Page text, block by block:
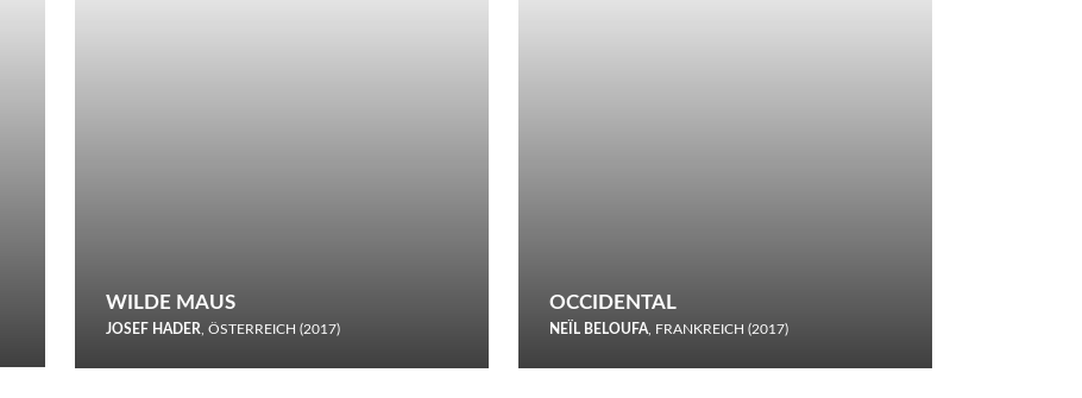
WILDE MAUS
JOSEF HADER, ÖSTERREICH (2017)
OCCIDENTAL
NEÏL BELOUFA, FRANKREICH (2017)